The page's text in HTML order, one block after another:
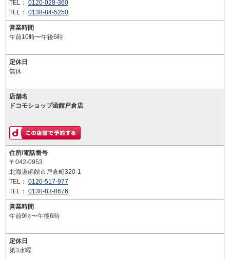
TEL： 0120-028-360
TEL： 0138-84-5250
営業時間
午前10時〜午後6時
定休日
無休
店舗名
ドコモショップ函館戸倉店
住所/電話番号
〒042-0953
北海道函館市戸倉町320-1
TEL： 0120-517-977
TEL： 0138-83-8676
営業時間
午前9時〜午後6時
定休日
第3水曜